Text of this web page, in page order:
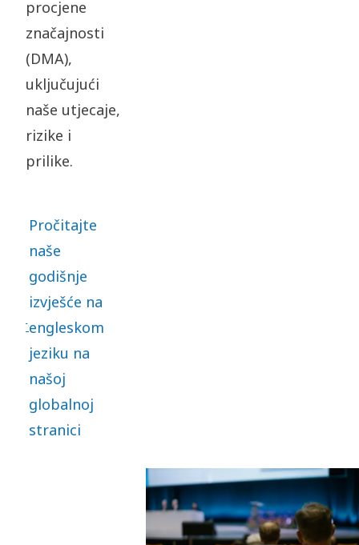
procjene
značajnosti
(DMA),
uključujući
naše utjecaje,
rizike i
prilike.
Pročitajte
naše
godišnje
izvješće na
engleskom
jeziku na
našoj
globalnoj
stranici